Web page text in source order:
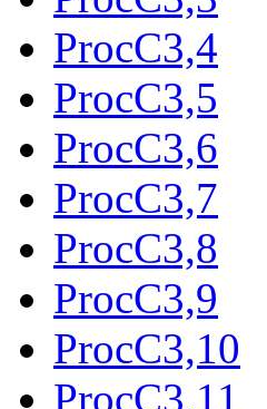
ProcC3,4
ProcC3,5
ProcC3,6
ProcC3,7
ProcC3,8
ProcC3,9
ProcC3,10
ProcC3,11